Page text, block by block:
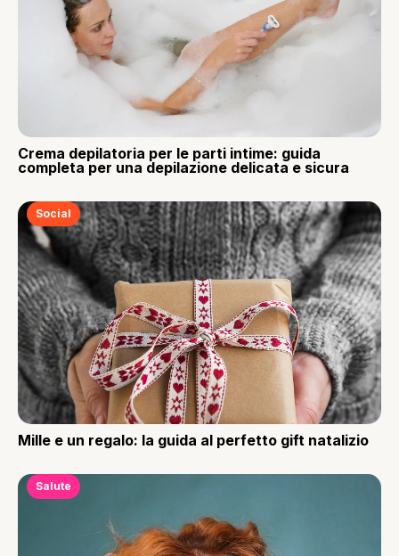
Crema depilatoria per le parti intime: guida
completa per una depilazione delicata e sicura
Social
Mille e un regalo: la guida al perfetto gift natalizio
Salute